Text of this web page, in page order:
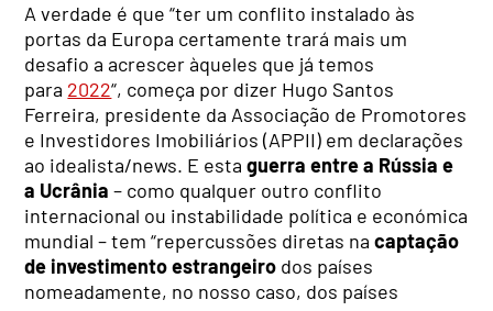
A verdade é que “ter um conflito instalado às
portas da Europa certamente trará mais um
desafio a acrescer àqueles que já temos
para 2022“, começa por dizer Hugo Santos
Ferreira, presidente da Associação de Promotores
e Investidores Imobiliários (APPII) em declarações
ao idealista/news. E estaguerra entre a Rússia e
a Ucrânia – como qualquer outro conflito
internacional ou instabilidade política e económica
mundial – tem “repercussões diretas nacaptação
de investimento estrangeiro dos países
nomeadamente, no nosso caso, dos países